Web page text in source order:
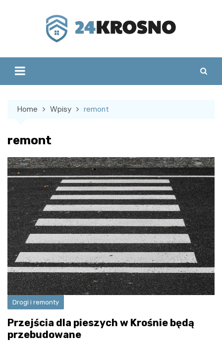
Home Wpisy remont
remont
Drogi i remonty
Przejścia dla pieszych w Krośnie będą
przebudowane